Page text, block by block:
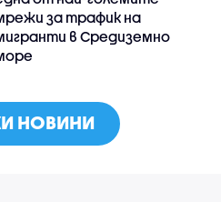
за трафик на
в Средиземно
НОВИНИ